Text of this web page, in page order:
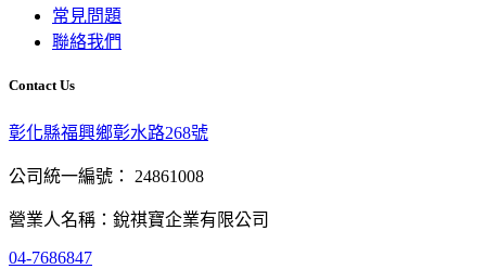
常見問題
聯絡我們
Contact Us
彰化縣福興鄉彰水路268號
公司統一編號： 24861008
營業人名稱：銳祺寶企業有限公司
04-7686847